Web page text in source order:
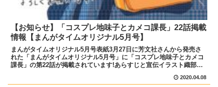
【お知らせ】「コスプレ地味子とカメコ課長」22話掲載
情報【まんがタイムオリジナル5月号】
まんがタイムオリジナル5月号表紙3月27日に芳文社さんから発売さ
れた「まんがタイムオリジナル5月号」に「コスプレ地味子とカメコ
課長」の第22話が掲載されています!あらすじと宣伝イラスト織部課
2020.04.08